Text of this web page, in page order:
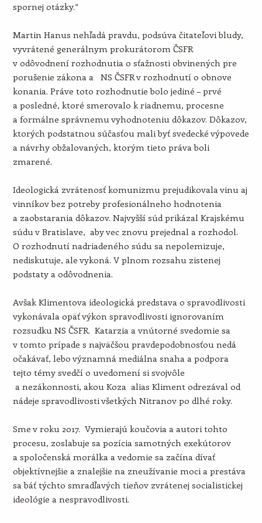
spornej otázky.“
Martin Hanus nehľadá pravdu, podsúva čitateľovi bludy,
vyvrátené generálnym prokurátorom ČSFR
v odôvodnení rozhodnutia o sťažnosti obvinených pre
porušenie zákona a NS ČSFR v rozhodnutí o obnove
konania. Práve toto rozhodnutie bolo jediné – prvé
a posledné, ktoré smerovalo k riadnemu, procesne
a formálne správnemu vyhodnoteniu dôkazov. Dôkazov,
ktorých podstatnou súčasťou mali byť svedecké výpovede
a návrhy obžalovaných, ktorým tieto práva boli
zmarené.
Ideologická zvrátenosť komunizmu prejudikovala vinu aj
vinníkov bez potreby profesionálneho hodnotenia
a zaobstarania dôkazov. Najvyšší súd prikázal Krajskému
súdu v Bratislave, aby vec znovu prejednal a rozhodol.
O rozhodnutí nadriadeného súdu sa nepolemizuje,
nediskutuje, ale vykoná. V plnom rozsahu zistenej
podstaty a odôvodnenia.
Avšak Klimentova ideologická predstava o spravodlivosti
vykonávala opäť výkon spravodlivosti ignorovaním
rozsudku NS ČSFR. Katarzia a vnútorné svedomie sa
v tomto prípade s najväčšou pravdepodobnosťou nedá
očakávať, lebo významná mediálna snaha a podpora
tejto témy svedčí o uvedomení si svojvôle
a nezákonnosti, akou Koza alias Kliment odrezával od
nádeje spravodlivosti všetkých Nitranov po dlhé roky.
Sme v roku 2017. Vymierajú koučovia a autori tohto
procesu, zoslabuje sa pozícia samotných exekútorov
a spoločenská morálka a vedomie sa začína dívať
objektívnejšie a znalejšie na zneužívanie moci a prestáva
sa báť týchto smradľavých tieňov zvrátenej socialistickej
ideológie a nespravodlivosti.